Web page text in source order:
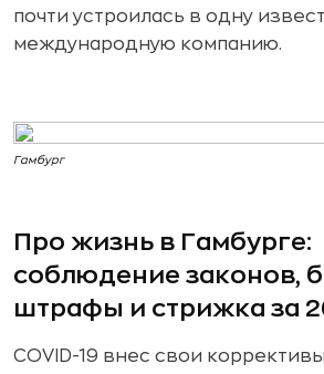
почти устроилась в одну
международную компанию.
Гамбург
Про жизнь в Гамбурге:
соблюдение законов,
штрафы и стрижка за
COVID-19 внес свои